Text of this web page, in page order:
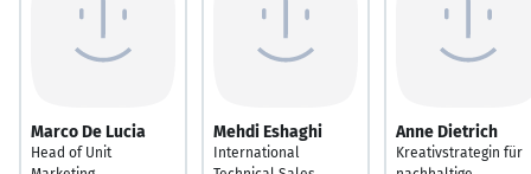
Marco De Lucia
Head of Unit
Mehdi Eshaghi
International
Anne Dietrich
Kreativstrategin für